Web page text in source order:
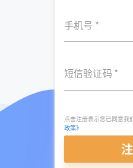
手机号 *
短信验证码 *
点击注册表示您已同意我
政策》